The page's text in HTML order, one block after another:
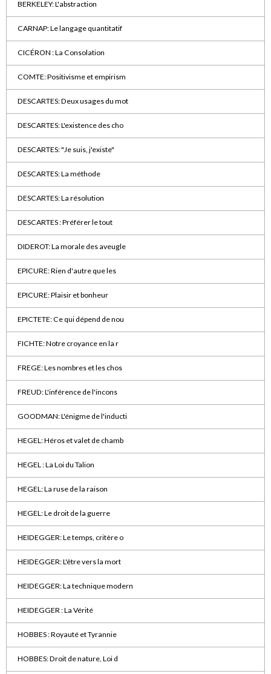
BERKELEY: L'abstraction
CARNAP: Le langage quantitatif
CICÉRON : La Consolation
COMTE: Positivisme et empirism
DESCARTES: Deux usages du mot
DESCARTES: L'existence des cho
DESCARTES: "Je suis, j'existe"
DESCARTES: La méthode
DESCARTES: La résolution
DESCARTES : Préférer le tout
DIDEROT: La morale des aveugle
EPICURE: Rien d'autre que les
EPICURE: Plaisir et bonheur
EPICTETE: Ce qui dépend de nou
FICHTE: Notre croyance en la r
FREGE: Les nombres et les chos
FREUD: L'inférence de l'incons
GOODMAN: L'énigme de l'inducti
HEGEL: Héros et valet de chamb
HEGEL : La Loi du Talion
HEGEL: La ruse de la raison
HEGEL: Le droit de la guerre
HEIDEGGER: Le temps, critère o
HEIDEGGER: L'être vers la mort
HEIDEGGER: La technique modern
HEIDEGGER : La Vérité
HOBBES : Royauté et Tyrannie
HOBBES: Droit de nature, Loi d